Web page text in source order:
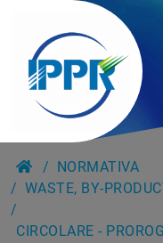
NORMATIVA
WASTE, BY-
CIRCOLARE -